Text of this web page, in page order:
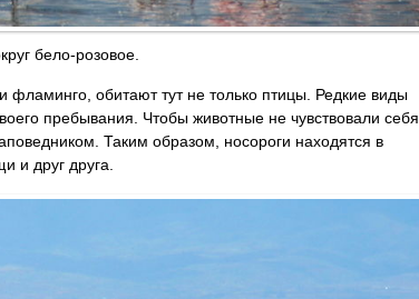
бело-розовое.
фламинго, обитают тут не только птицы. Редкие виды
пребывания. Чтобы животные не чувствовали себя
Таким образом, носороги находятся в
и друг друга.